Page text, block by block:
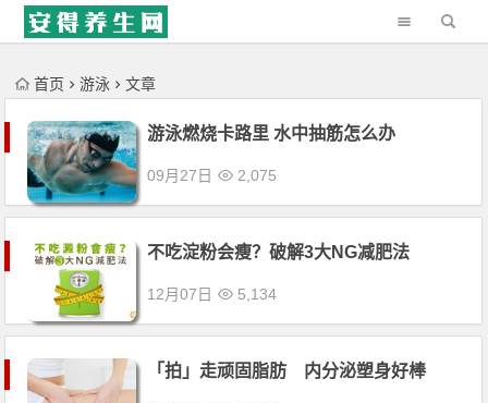
'); })();
首页 游泳 文章
游泳燃烧卡路里 水中抽筋怎么办
09月27日 2,075
不吃淀粉会瘦？破解3大NG减肥法
12月07日 5,134
「拍」走顽固脂肪 内分泌塑身好棒